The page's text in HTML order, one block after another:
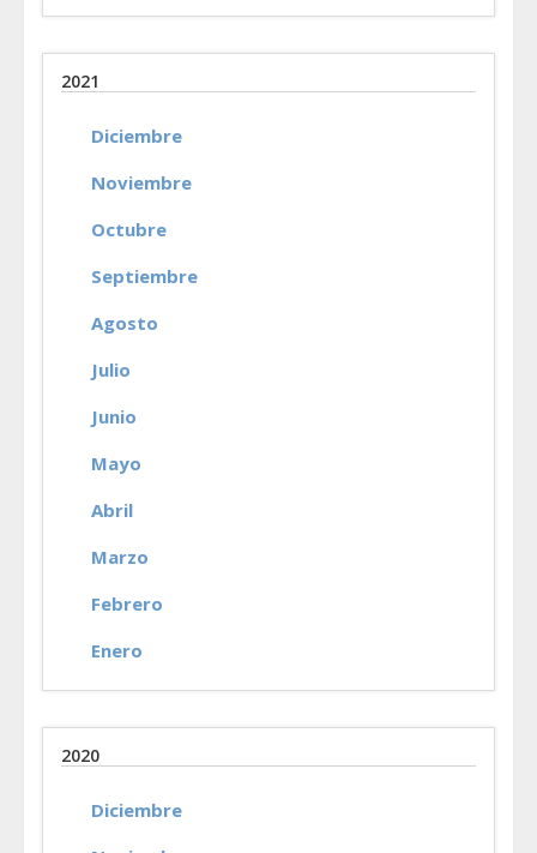
2021
Diciembre
Noviembre
Octubre
Septiembre
Agosto
Julio
Junio
Mayo
Abril
Marzo
Febrero
Enero
2020
Diciembre